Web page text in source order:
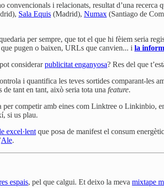
convencionals i relacionats, resultat d’una
Sala Equis (Madrid), Numax (Santiago de
per sempre, que tot el que hi fèiem seria
pugen o baixen, URLs que canvien... i la
considerarpublicitat enganyosa? Res del que
i quantifica les teves sortides comparant-les
tant en tant, això seria tota una feature.
per competir amb eines com Linktree o Linkinbio,
si us plau.
excel·lent que posa de manifest el consum
Ale.
espais, pel que calgui. Et deixo la meva mixtape